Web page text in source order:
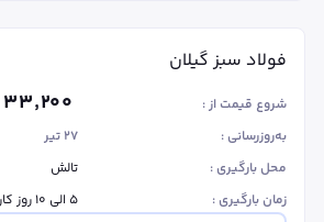
فولاد سبز گیلان
شروع قیمت از : ۳۳٬۲۰۰
به‌روزرسانی :
۲۷ تیر
محل بارگیری :
تالش
زمان بارگیری :
۵ الی ۱۰ روز کاری